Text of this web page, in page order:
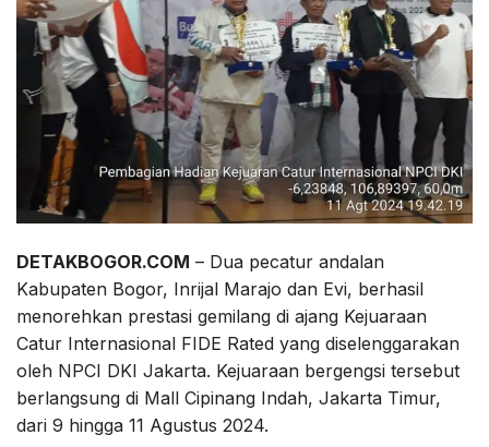
DETAKBOGOR.COM – Dua pecatur andalan
Kabupaten Bogor, Inrijal Marajo dan Evi, berhasil
menorehkan prestasi gemilang di ajang Kejuaraan
Catur Internasional FIDE Rated yang diselenggarakan
oleh NPCI DKI Jakarta. Kejuaraan bergengsi tersebut
berlangsung di Mall Cipinang Indah, Jakarta Timur,
dari 9 hingga 11 Agustus 2024.